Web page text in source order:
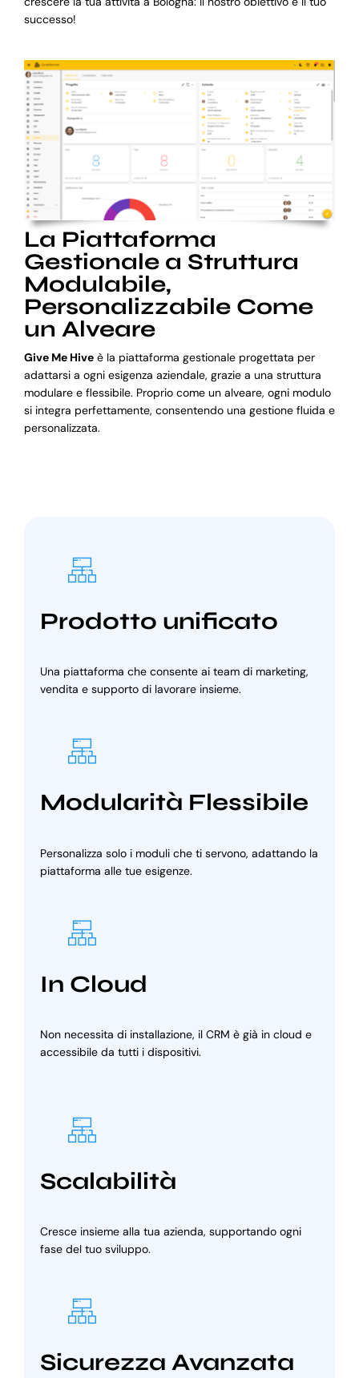
successo!
La Piattaforma
Gestionale a Struttura
Modulabile,
Personalizzabile Come
un Alveare
Give Me Hiveè la piattaforma gestionale progettata per
adattarsi a ogni esigenza aziendale, grazie a una struttura
modulare e flessibile. Proprio come un alveare, ogni modulo
si integra perfettamente, consentendo una gestione fluida e
personalizzata.
Prodotto unificato
Una piattaforma che consente ai team di marketing,
vendita e supporto di lavorare insieme.
Modularità Flessibile
Personalizza solo i moduli che ti servono, adattando la
piattaforma alle tue esigenze.
In Cloud
Non necessita di installazione, il CRM è già in cloud e
accessibile da tutti i dispositivi.
Scalabilità
Cresce insieme alla tua azienda, supportando ogni
fase del tuo sviluppo.
Sicurezza Avanzata